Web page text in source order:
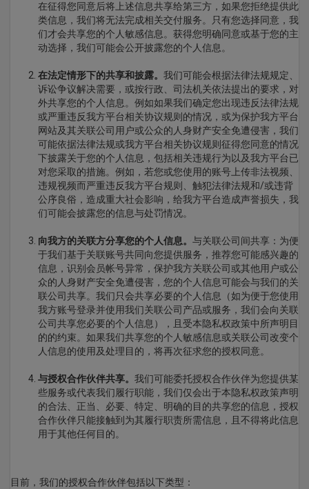
在征得您同意后将上述信息共享给第三方，如果您拒绝提供此
类信息，我们将无法完成相关交付服务。只有您选择同意，我
们才会共享您的个人敏感信息。获得您明确同意或基于您的主
动选择，我们可能会公开披露您的个人信息。
在法定情形下的共享和披露。 我们可能会根据法律法规规定、
诉讼争议解决需要，或按行政、司法机关依法提出的要求，对
外共享您的个人信息。例如如果我们确定您出现违反法律法规
或严重违反我方平台相关协议规则的情况，或为保护我方平台
网站及其关联公司用户或公众的人身财产安全免遭侵害，我们
可能依据法律法规或我方平台相关协议规则征得您同意的情况
下披露关于您的个人信息，包括相关违规行为以及我方平台已
对您采取的措施。例如，若您或您使用的账号上传非法视频、
违规视频而严重违反我方平台规则、触犯法律法规和/或违背
公序良俗，造成重大社会影响，给我方平台造成声誉损失，我
们可能会披露您的信息与处罚情况。
向我方的关联方分享您的个人信息。 与关联公司间共享：为便
于我们基于关联账号共同向您提供服务，推荐您可能感兴趣的
信息，识别会员帐号异常，保护我方关联公司或其他用户或公
众的人身财产安全免遭侵害，您的个人信息可能会与我们的关
联公司共享。我们只会共享必要的个人信息（如为便于您使用
我方账号登录并使用我们关联公司产品或服务，我们会向关联
公司共享您必要的个人信息），且受本隐私权政策中所声明目
的的约束。如果我们共享您的个人敏感信息或关联公司改变个
人信息的使用及处理目的，将再次征求您的授权同意。
与授权合作伙伴共享。 我们可能委托授权合作伙伴为您提供某
些服务或代表我们履行职能，我们仅会出于本隐私权政策声明
的合法、正当、必要、特定、明确的目的共享您的信息，授权
合作伙伴只能接触到为其履行职责所需信息，且不得将此信息
用于其他任何目的。
目前，我们的授权合作伙伴包括以下类型：